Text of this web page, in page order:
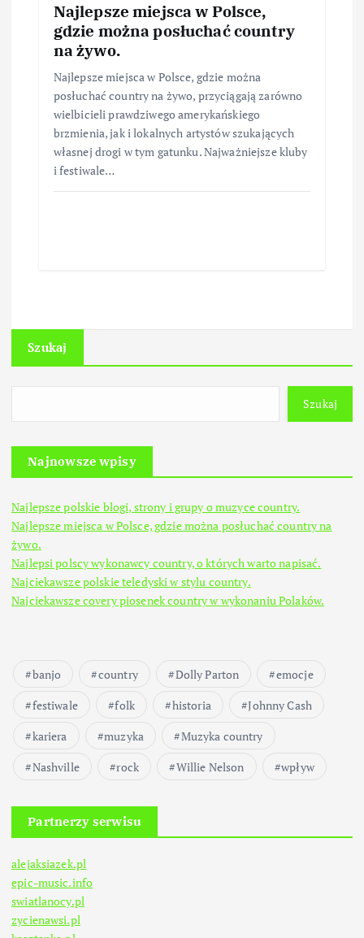
Najlepsze miejsca w Polsce,
gdzie można posłuchać country
na żywo.
Najlepsze miejsca w Polsce, gdzie można
posłuchać country na żywo, przyciągają zarówno
wielbicieli prawdziwego amerykańskiego
brzmienia, jak i lokalnych artystów szukających
własnej drogi w tym gatunku. Najważniejsze kluby
i festiwale…
Szukaj
Szukaj
Najnowsze wpisy
Najlepsze polskie blogi, strony i grupy o muzyce country.
Najlepsze miejsca w Polsce, gdzie można posłuchać country na
żywo.
Najlepsi polscy wykonawcy country, o których warto napisać.
Najciekawsze polskie teledyski w stylu country.
Najciekawsze covery piosenek country w wykonaniu Polaków.
banjo country Dolly Parton
emocje
festiwale
folk historia
Johnny Cash
kariera
muzyka
Muzyka country
Nashville
rock Willie Nelson wpływ
Partnerzy serwisu
alejaksiazek.pl
epic-music.info
swiatlanocy.pl
zycienawsi.pl